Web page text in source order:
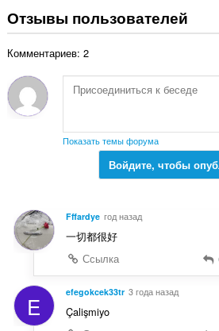
е
н
:
г
ц
е
к
:
Отзывы пользователей
Комментариев: 2
Показать темы форума
Войдите, чтобы
Fffardye год назад
一切都很好
Ссылка
E efegokcek33tr 3 года назад
Çalişmiyo